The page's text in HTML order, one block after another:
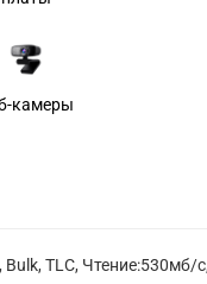
камеры
Bulk, TLC, Чтение:530мб/